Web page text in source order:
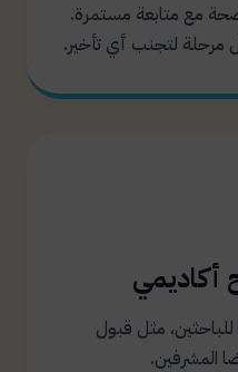
مع متابعة مستمرة.
مرحلة لتجنب أي تأخير.
أكاديمي
مثل قبول
المشرفين.